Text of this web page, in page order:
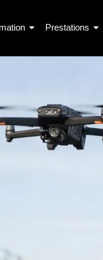
Prestations